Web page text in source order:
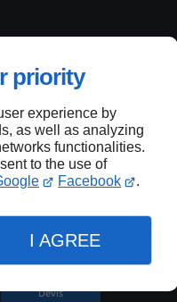
priority
experience by
as well as analyzing
functionalities.
to the use of
Facebook .
I AGREE
Devis